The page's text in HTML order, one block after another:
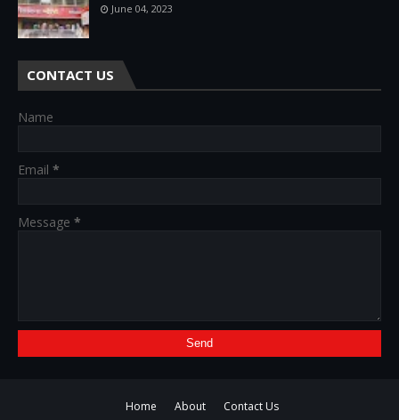
June 04, 2023
CONTACT US
Name
Email *
Message *
Home About Contact Us